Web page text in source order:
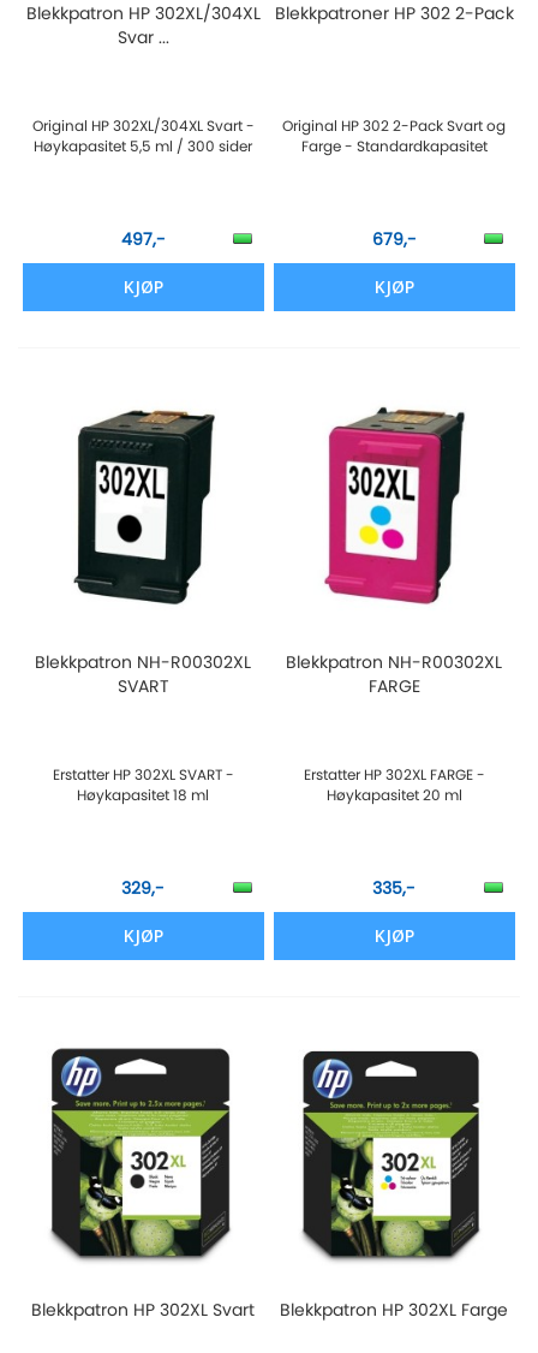
Blekkpatron HP 302XL/304XL
Svar ...
Original HP 302XL/304XL Svart -
Høykapasitet 5,5 ml / 300 sider
497,-
KJØP
Blekkpatroner HP 302 2-Pack
Original HP 302 2-Pack Svart og
Farge - Standardkapasitet
679,-
KJØP
Blekkpatron NH-R00302XL
SVART
Erstatter HP 302XL SVART -
Høykapasitet 18 ml
329,-
KJØP
Blekkpatron NH-R00302XL
FARGE
Erstatter HP 302XL FARGE -
Høykapasitet 20 ml
335,-
KJØP
Blekkpatron HP 302XL Svart Blekkpatron HP 302XL Farge